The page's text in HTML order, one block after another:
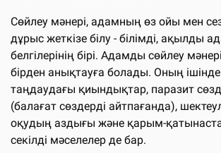
Сөйлеу мәнері, адамның өз ойы мен
дұрыс жеткізе білу - білімді, ақылды
белгілерінің бірі. Адамды сөйлеу
бірден анықтауға болады. Оның
таңдаудағы қиындықтар, паразит
(балағат сөздерді айтпағанда),
оқудың аздығы және қарым-
секілді мәселелер де бар.